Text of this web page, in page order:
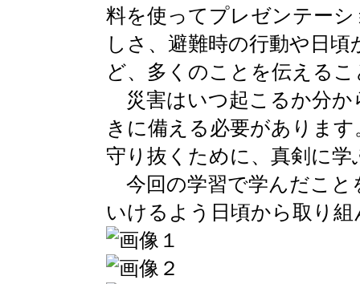
料を使ってプレゼンテー
しさ、避難時の行動や日
ど、多くのことを伝える
災害はいつ起こるか分か
きに備える必要がありま
守り抜くために、真剣に
今回の学習で学んだこと
いけるよう日頃から取り